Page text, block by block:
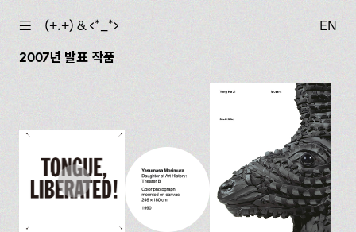
☰ (+.+) & ‹*_*›
EN
2007년 발표 작품